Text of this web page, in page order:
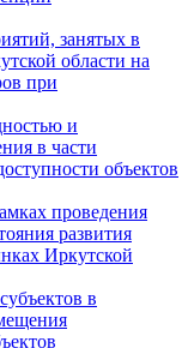
занятых в
области на
при
и
в части
объектов
проведения
развития
Иркутской
в